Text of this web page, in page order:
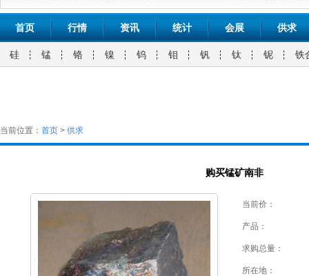
首页 行情 资讯 统计 会展 供求
硅 锰 铬 镍 钨 钼 钒 钛 铌 铁
当前位置： 首页 > 供求
购买锰矿南非
当前价：
产品：
求购总量：
所在地：